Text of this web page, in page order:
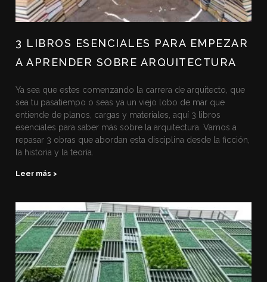
3 LIBROS ESENCIALES PARA EMPEZAR
A APRENDER SOBRE ARQUITECTURA
Ya sea que estes comenzando la carrera de arquitecto, que
sea tu pasatiempo o seas ya un viejo lobo de mar que
entiende de planos, cargas y materiales, aquí 3 libros
esenciales para saber más sobre la arquitectura. Vamos a
repasar 3 obras que abordan esta disciplina desde la ficción,
la historia y la teoría.
Leer más >